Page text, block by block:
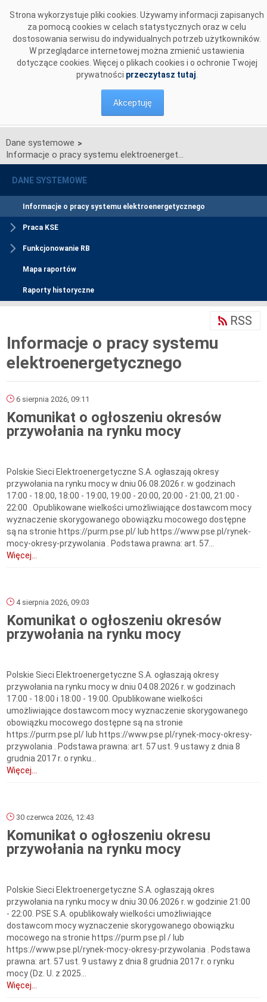
Strona wykorzystuje pliki cookies. Używamy informacji zapisanych
za pomocą cookies w celach statystycznych oraz w celu
dostosowania serwisu do indywidualnych potrzeb użytkowników.
W przeglądarce internetowej można zmienić ustawienia
dotyczące cookies. Więcej o plikach cookies i o ochronie Twojej
prywatności przeczytasz tutaj
Akceptuję
Dane systemowe >
Informacje o pracy systemu elektroenergetycznego
DANE SYSTEMOWE
Informacje o pracy systemu elektroenergetycznego
Praca KSE
Funkcjonowanie RB
Mapa raportów
Raporty historyczne
Informacje o pracy systemu
elektroenergetycznego
RSS
6 sierpnia 2026, 09:11
Komunikat o ogłoszeniu okresów
przywołania na rynku mocy
Polskie Sieci Elektroenergetyczne S.A. ogłaszają okresy
przywołania na rynku mocy w dniu 06.08.2026 r. w godzinach
17:00 - 18:00, 18:00 - 19:00, 19:00 - 20:00, 20:00 - 21:00, 21:00 -
22:00 . Opublikowane wielkości umożliwiające dostawcom mocy
wyznaczenie skorygowanego obowiązku mocowego dostępne
są na stronie https://purm.pse.pl/ lub https://www.pse.pl/rynek-
mocy-okresy-przywolania . Podstawa prawna: art. 57...
Więcej...
4 sierpnia 2026, 09:03
Komunikat o ogłoszeniu okresów
przywołania na rynku mocy
Polskie Sieci Elektroenergetyczne S.A. ogłaszają okresy
przywołania na rynku mocy w dniu 04.08.2026 r. w godzinach
17:00 - 18:00 i 18:00 - 19:00. Opublikowane wielkości
umożliwiające dostawcom mocy wyznaczenie skorygowanego
obowiązku mocowego dostępne są na stronie
https://purm.pse.pl/ lub https://www.pse.pl/rynek-mocy-okresy-
przywolania . Podstawa prawna: art. 57 ust. 9 ustawy z dnia 8
grudnia 2017 r. o rynku...
Więcej...
30 czerwca 2026, 12:43
Komunikat o ogłoszeniu okresu
przywołania na rynku mocy
Polskie Sieci Elektroenergetyczne S.A. ogłaszają okres
przywołania na rynku mocy w dniu 30.06.2026 r. w godzinie 21:00
- 22:00. PSE S.A. opublikowały wielkości umożliwiające
dostawcom mocy wyznaczenie skorygowanego obowiązku
mocowego na stronie https://purm.pse.pl / lub
https://www.pse.pl/rynek-mocy-okresy-przywolania . Podstawa
prawna: art. 57 ust. 9 ustawy z dnia 8 grudnia 2017 r. o rynku
mocy (Dz. U. z 2025...
Więcej...